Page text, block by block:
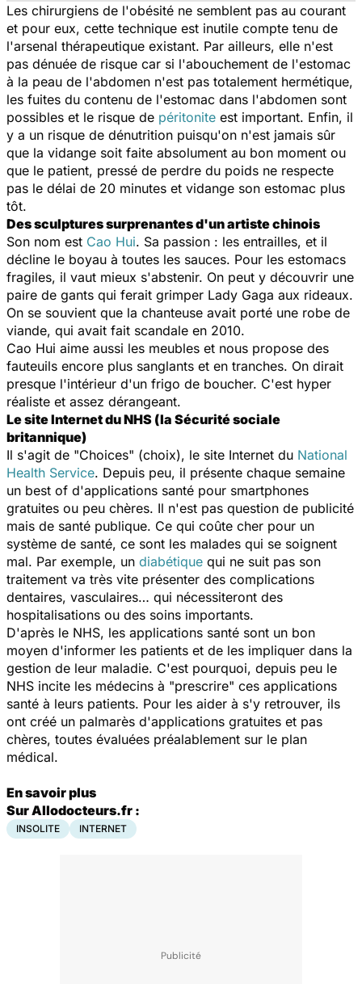
Les chirurgiens de l'obésité ne semblent pas au courant
et pour eux, cette technique est inutile compte tenu de
l'arsenal thérapeutique existant. Par ailleurs, elle n'est
pas dénuée de risque car si l'abouchement de l'estomac
à la peau de l'abdomen n'est pas totalement hermétique,
les fuites du contenu de l'estomac dans l'abdomen sont
possibles et le risque de péritonite est important. Enfin, il
y a un risque de dénutrition puisqu'on n'est jamais sûr
que la vidange soit faite absolument au bon moment ou
que le patient, pressé de perdre du poids ne respecte
pas le délai de 20 minutes et vidange son estomac plus
tôt.
Des sculptures surprenantes d'un artiste chinois
Son nom est Cao Hui. Sa passion : les entrailles, et il
décline le boyau à toutes les sauces. Pour les estomacs
fragiles, il vaut mieux s'abstenir. On peut y découvrir une
paire de gants qui ferait grimper Lady Gaga aux rideaux.
On se souvient que la chanteuse avait porté une robe de
viande, qui avait fait scandale en 2010.
Cao Hui aime aussi les meubles et nous propose des
fauteuils encore plus sanglants et en tranches. On dirait
presque l'intérieur d'un frigo de boucher. C'est hyper
réaliste et assez dérangeant.
Le site Internet du NHS (la Sécurité sociale
britannique)
Il s'agit de "Choices" (choix), le site Internet du National
Health Service. Depuis peu, il présente chaque semaine
un best of d'applications santé pour smartphones
gratuites ou peu chères. Il n'est pas question de publicité
mais de santé publique. Ce qui coûte cher pour un
système de santé, ce sont les malades qui se soignent
mal. Par exemple, un diabétique qui ne suit pas son
traitement va très vite présenter des complications
dentaires, vasculaires… qui nécessiteront des
hospitalisations ou des soins importants.
D'après le NHS, les applications santé sont un bon
moyen d'informer les patients et de les impliquer dans la
gestion de leur maladie. C'est pourquoi, depuis peu le
NHS incite les médecins à "prescrire" ces applications
santé à leurs patients. Pour les aider à s'y retrouver, ils
ont créé un palmarès d'applications gratuites et pas
chères, toutes évaluées préalablement sur le plan
médical.
En savoir plus
Sur Allodocteurs.fr :
INSOLITE INTERNET